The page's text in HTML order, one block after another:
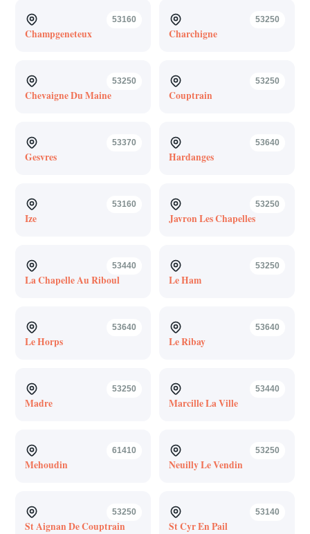
53160
Champgeneteux
53250
Charchigne
53250
Chevaigne Du Maine
53250
Couptrain
53370
Gesvres
53640
Hardanges
53160
Ize
53250
Javron Les Chapelles
53440
La Chapelle Au Riboul
53250
Le Ham
53640
Le Horps
53640
Le Ribay
53250
Madre
53440
Marcille La Ville
61410
Mehoudin
53250
Neuilly Le Vendin
53250
St Aignan De Couptrain
53140
St Cyr En Pail